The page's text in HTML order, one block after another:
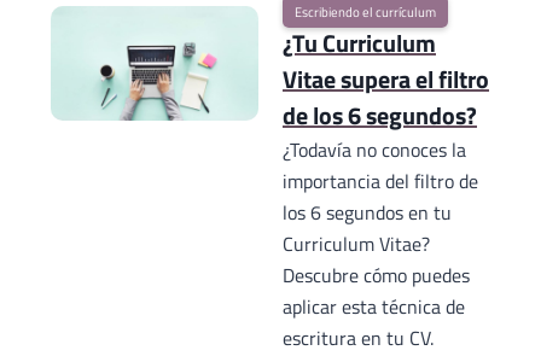
Escribiendo el currículum
¿Tu Curriculum
Vitae supera el filtro
de los 6 segundos?
¿Todavía no conoces la
importancia del filtro de
los 6 segundos en tu
Curriculum Vitae?
Descubre cómo puedes
aplicar esta técnica de
escritura en tu CV.